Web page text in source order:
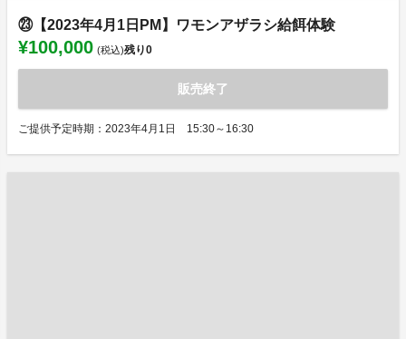
㉓【2023年4月1日PM】ワモンアザラシ給餌体験
¥100,000 (税込)残り0
販売終了
ご提供予定時期：2023年4月1日 15:30～16:30